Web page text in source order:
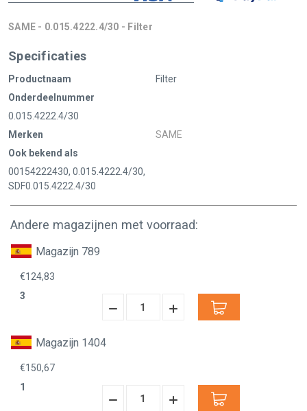
SAME - 0.015.4222.4/30 - Filter
Specificaties
Productnaam
Filter
Onderdeelnummer
0.015.4222.4/30
Merken
SAME
Ook bekend als
00154222430, 0.015.4222.4/30,
SDF0.015.4222.4/30
Andere magazijnen met voorraad:
Magazijn 789
€124,83
3
Hoeveelheid
Hoeveelheid
Magazijn 1404
€150,67
1
Hoeveelheid
Hoeveelheid